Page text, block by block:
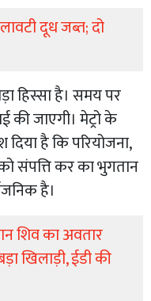
दूध जब्त; दो
हिस्सा है। समय पर
की जाएगी। मेट्रो के
है कि परियोजना,
संपत्ति कर का भुगतान
है।
शिव का अवतार
खिलाड़ी, ईडी की